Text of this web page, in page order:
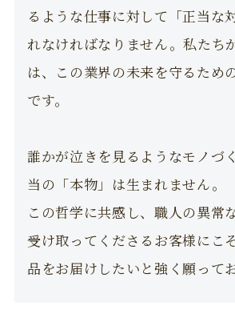
るような仕事に対して「正当な
れなければなりません。私たち
は、この業界の未来を守るため
です。
誰かが泣きを見るようなモノづ
当の「本物」は生まれません。
この哲学に共感し、職人の異常
受け取ってくださるお客様にこ
品をお届けしたいと強く願って